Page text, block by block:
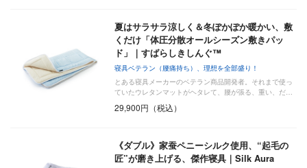
夏はサラサラ涼しく＆冬ぽかぽか暖かい、敷
くだけ「体圧分散オールシーズン敷きパッ
ド」｜すばらしきしんぐ™
寝具ベテラン（腰痛持ち）、理想を全部盛り！
とある寝具メーカーのベテラン商品開発者。それまで使っ
ていたウレタンマットがヘタレて、腰が張る、重い、だ…
29,900円（税込）
《ダブル》家蚕ペニーシルク使用、“起毛の
匠”が磨き上げる、傑作寝具｜Silk Aura